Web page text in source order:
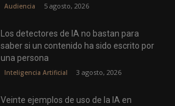
Audiencia 5 agosto, 2026
Los detectores de IA no bastan para
saber si un contenido ha sido escrito por
una persona
Inteligencia Artificial 3 agosto, 2026
Veinte ejemplos de uso de la IA en